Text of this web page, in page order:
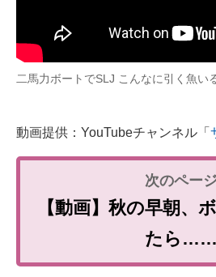
二馬力ボートでSLJ こんなに引く魚い
動画提供：YouTubeチャンネル「
【動画】秋の早朝、
たら……